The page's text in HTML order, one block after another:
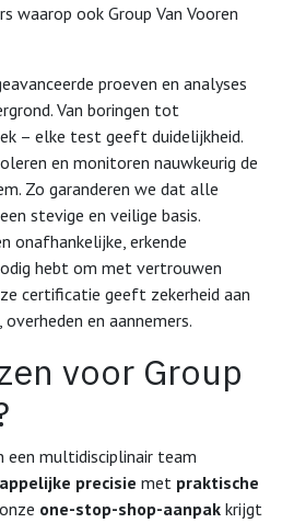
waarop ook Group Van Vooren
proeven en analyses
Van boringen tot
– elke test geeft duidelijkheid.
en monitoren nauwkeurig de
Zo garanderen we dat alle
stevige en veilige basis.
onafhankelijke, erkende
hebt om met vertrouwen
certificatie geeft zekerheid aan
en aannemers.
voor Group
een multidisciplinair team
precisie met praktische
one-stop-shop-aanpak krijgt